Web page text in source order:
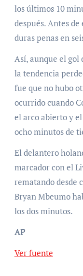
los últimos 10
después. Antes
duras penas en
Así, aunque el gol
la tendencia
fue que no hubo
ocurrido cuando
el arco abierto y
ocho minutos de
El delantero
marcador con el
rematando desde
Bryan Mbeumo
los dos minutos.
AP
Ver fuente